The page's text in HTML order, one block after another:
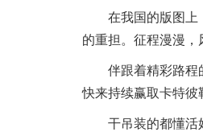
在我国的版图上，
的重担。征程漫漫
伴跟着精彩路程的
快来持续赢取卡特彼
干吊装的都懂活好